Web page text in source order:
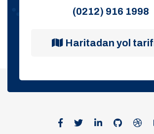
(0212) 916 1998
Haritadan yol